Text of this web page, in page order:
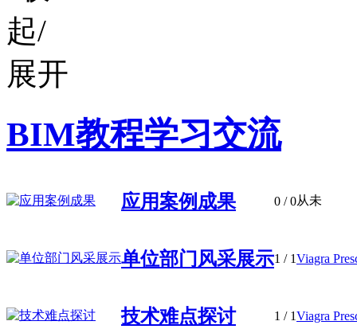
BIM教程学习交流
应用案例成果 0 / 0从未
单位部门风采展示1 / 1Viagra
技术难点探讨 1 / 1Viagra